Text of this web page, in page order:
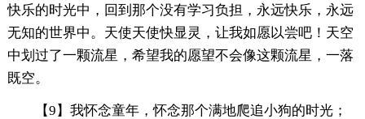
快乐的时光中，回到那个没有学习负担，永远快乐，永远
无知的世界中。天使天使快显灵，让我如愿以尝吧！天空
中划过了一颗流星，希望我的愿望不会像这颗流星，一落
既空。
【9】我怀念童年，怀念那个满地爬追小狗的时光；